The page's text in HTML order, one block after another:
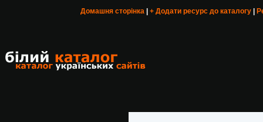
Домашня сторінка| + Додати ресурс до каталогу|